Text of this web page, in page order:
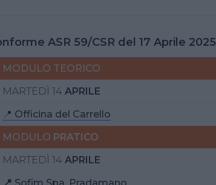
ASR 59/CSR del 17 Aprile 2025
MODULO TEORICO
MARTEDÌ 14 APRILE
📍 Officina del Carrello
MODULO PRATICO
MARTEDÌ 14 APRILE